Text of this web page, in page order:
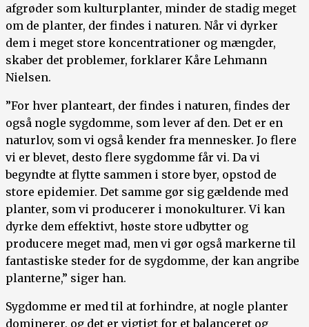
afgrøder som kulturplanter, minder de stadig meget
om de planter, der findes i naturen. Når vi dyrker
dem i meget store koncentrationer og mængder,
skaber det problemer, forklarer Kåre Lehmann
Nielsen.
”For hver planteart, der findes i naturen, findes der
også nogle sygdomme, som lever af den. Det er en
naturlov, som vi også kender fra mennesker. Jo flere
vi er blevet, desto flere sygdomme får vi. Da vi
begyndte at flytte sammen i store byer, opstod de
store epidemier. Det samme gør sig gældende med
planter, som vi producerer i monokulturer. Vi kan
dyrke dem effektivt, høste store udbytter og
producere meget mad, men vi gør også markerne til
fantastiske steder for de sygdomme, der kan angribe
planterne,” siger han.
Sygdomme er med til at forhindre, at nogle planter
dominerer, og det er vigtigt for et balanceret og